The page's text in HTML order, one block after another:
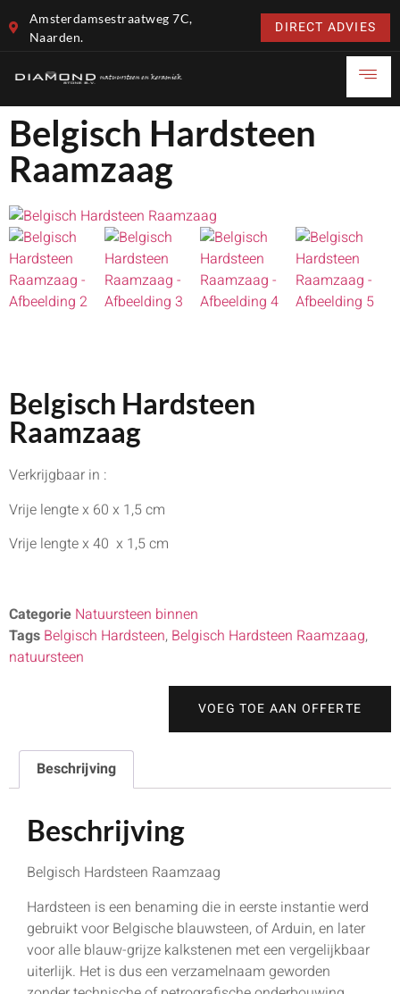
Amsterdamsestraatweg 7C,
Naarden.
DIRECT ADVIES
Belgisch Hardsteen
Raamzaag
Belgisch Hardsteen
Raamzaag
Verkrijgbaar in :
Vrije lengte x 60 x 1,5 cm
Vrije lengte x 40 x 1,5 cm
Categorie Natuursteen binnen
Tags Belgisch Hardsteen, Belgisch Hardsteen Raamzaag,
natuursteen
VOEG TOE AAN OFFERTE
Beschrijving
Beschrijving
Belgisch Hardsteen Raamzaag
Hardsteen is een benaming die in eerste instantie werd
gebruikt voor Belgische blauwsteen, of Arduin, en later
voor alle blauw-grijze kalkstenen met een vergelijkbaar
uiterlijk. Het is dus een verzamelnaam geworden